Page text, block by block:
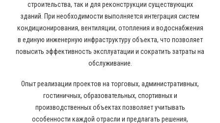
строительства, так и для реконструкции существующих
зданий. При необходимости выполняется интеграция систем
кондиционирования, вентиляции, отопления и водоснабжения
в единую инженерную инфраструктуру объекта, что позволяет
повысить эффективность эксплуатации и сократить затраты на
обслуживание.
Опыт реализации проектов на торговых, административных,
гостиничных, образовательных, спортивных и
производственных объектах позволяет учитывать
особенности каждой отрасли и предлагать решения,